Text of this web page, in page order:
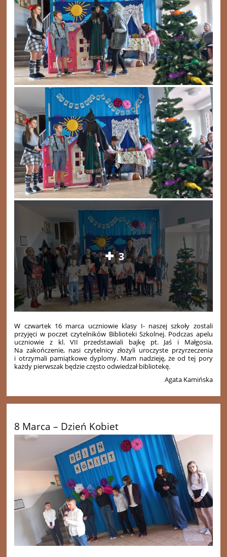
3
W czwartek 16 marca uczniowie klasy I- naszej szkoły zostali
przyjęci w poczet czytelników Biblioteki Szkolnej. Podczas apelu
uczniowie z kl. VII przedstawiali bajkę pt. Jaś i Małgosia.
Na zakończenie, nasi czytelnicy złożyli uroczyste przyrzeczenia
i otrzymali pamiątkowe dyplomy. Mam nadzieję, że od tej pory
każdy pierwszak będzie często odwiedzał bibliotekę.
Agata Kamińska
8 Marca – Dzień Kobiet